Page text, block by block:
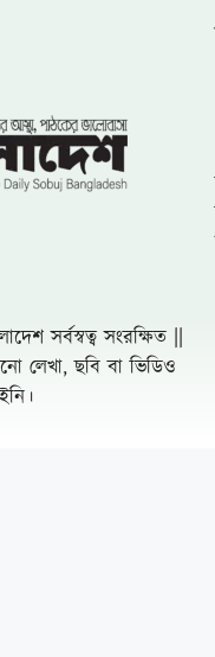
সর্বস্বত্ব সংরক্ষিত ||
লেখা, ছবি বা ভিডিও